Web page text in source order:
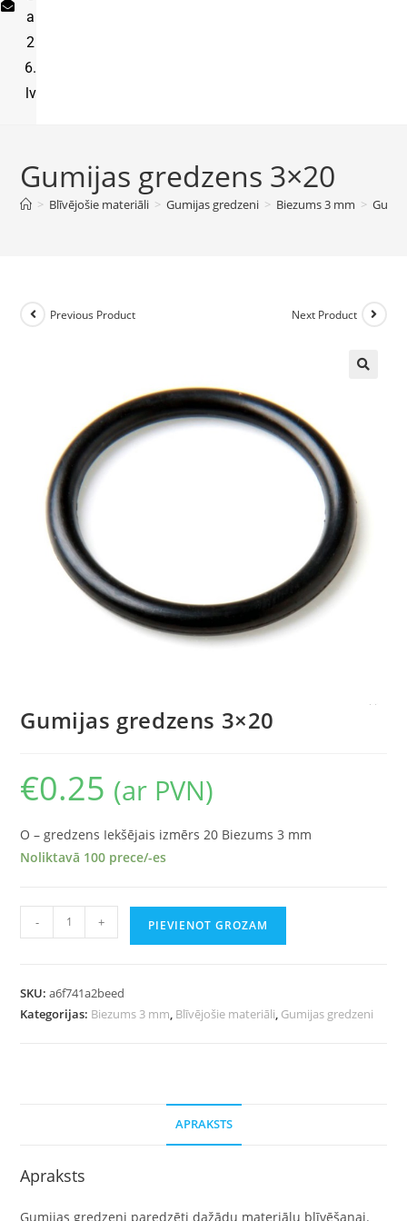
a
2
6.
lv
Gumijas gredzens 3×20
> Blīvējošie materiāli > Gumijas gredzeni > Biezums 3 mm >
Previous Product Next Product
Gumijas gredzens 3×20
€0.25 (ar PVN)
O – gredzens Iekšējais izmērs 20 Biezums 3 mm
Noliktavā 100 prece/-es
- + PIEVIENOT GROZAM
SKU:a6f741a2beed
Kategorijas: Biezums 3 mm, Blīvējošie materiāli, Gumijas gredzeni
APRAKSTS
Apraksts
Gumijas gredzeni paredzēti dažādu materiālu blīvēšanai.